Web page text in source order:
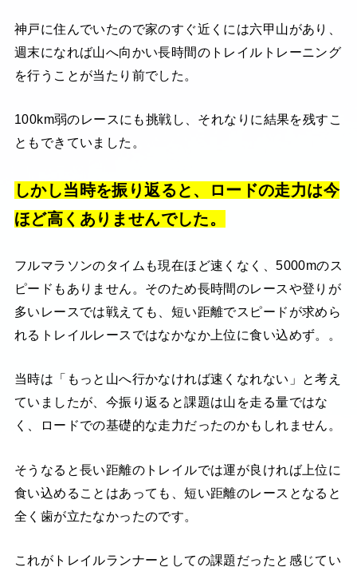
神戸に住んでいたので家のすぐ近くには六甲山があり、
週末になれば山へ向かい長時間のトレイルトレーニング
を行うことが当たり前でした。
100km弱のレースにも挑戦し、それなりに結果を残すこ
ともできていました。
しかし当時を振り返ると、ロードの走力は今
ほど高くありませんでした。
フルマラソンのタイムも現在ほど速くなく、5000mのス
ピードもありません。そのため長時間のレースや登りが
多いレースでは戦えても、短い距離でスピードが求めら
れるトレイルレースではなかなか上位に食い込めず。。
当時は「もっと山へ行かなければ速くなれない」と考え
ていましたが、今振り返ると課題は山を走る量ではな
く、ロードでの基礎的な走力だったのかもしれません。
そうなると長い距離のトレイルでは運が良ければ上位に
食い込めることはあっても、短い距離のレースとなると
全く歯が立たなかったのです。
これがトレイルランナーとしての課題だったと感じてい